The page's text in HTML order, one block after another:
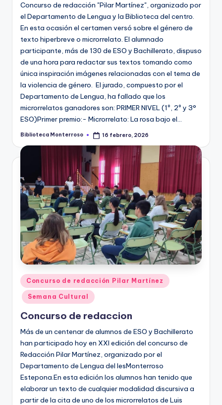
Concurso de redacción "Pilar Martínez", organizado por
el Departamento de Lengua y la Biblioteca del centro.
En esta ocasión el certamen versó sobre el género de
texto hiperbreve o microrrelato. El alumnado
participante, más de 130 de ESO y Bachillerato, dispuso
de una hora para redactar sus textos tomando como
única inspiración imágenes relacionadas con el tema de
la violencia de género. El jurado, compuesto por el
Departamento de Lengua, ha fallado que los
microrrelatos ganadores son: PRIMER NIVEL (1º, 2º y 3°
ESO)Primer premio:- Microrrelato: La rosa bajo el…
Publicado
Biblioteca Monterroso 16 febrero, 2026
Publicado
en
Concurso de redacción Pilar Martínez
Semana Cultural
Concurso de redaccion
Más de un centenar de alumnos de ESO y Bachillerato
han participado hoy en XXI edición del concurso de
Redacción Pilar Martínez, organizado por el
Departamento de Lengua del IesMonterroso
Estepona.En esta edición los alumnos han tenido que
elaborar un texto de cualquier modalidad discursiva a
partir de la cita de uno de los microrrelatos de Luis